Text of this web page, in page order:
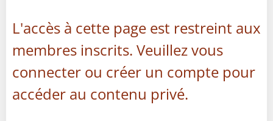
L'accès à cette page est restreint aux
membres inscrits. Veuillez vous
connecter ou créer un compte pour
accéder au contenu privé.